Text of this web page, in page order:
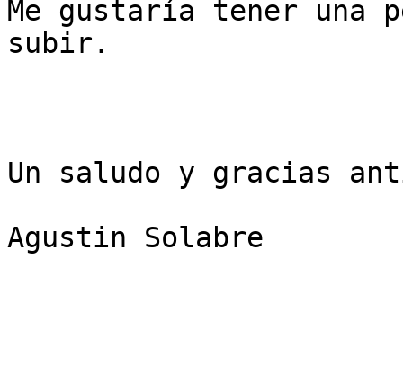
Me gustaría tener una
subir.
Un saludo y gracias
Agustin Solabre